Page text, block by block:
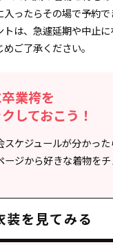
入ったらその場で予約
は、急遽延期や中止に
ご了承ください。
業袴を
しておこう！
スケジュールが分かっ
ージから好きな着物を
装を見てみる